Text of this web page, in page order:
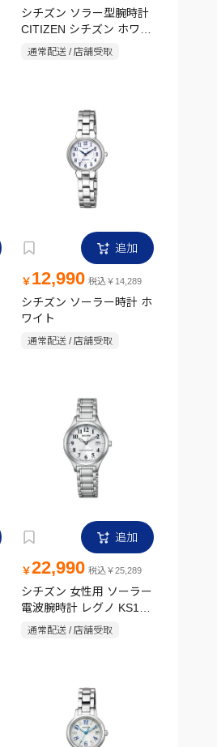
シチズン ソラー型腕時計
CITIZEN シチズン ホワイ
ト
通常配送 / 店舗受取
追加
￥ 12,990 税込￥14,289
シチズン ソーラー時計 ホ
ワイト
通常配送 / 店舗受取
追加
￥22,990 税込￥25,289
シチズン 女性用 ソーラー
電波腕時計 レグノ KS1-
通常配送 / 店舗受取